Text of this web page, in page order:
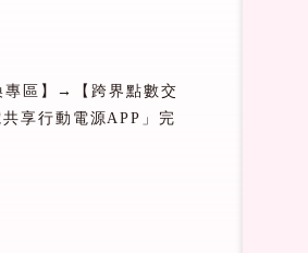
區】→【跨界點數交
享行動電源APP 」完